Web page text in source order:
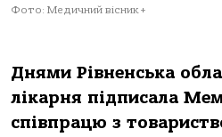
Фото: Медичний вісник +
Днями Рівненська
лікарня підписала
співпрацю з